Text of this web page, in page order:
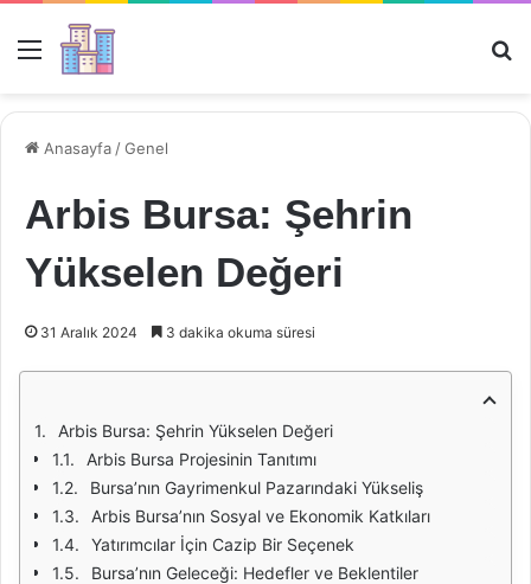
Menü
Anasayfa /Genel
Arbis Bursa: Şehrin
Yükselen Değeri
31 Aralık 2024 3 dakika okuma süresi
Arbis Bursa: Şehrin Yükselen Değeri
Arbis Bursa Projesinin Tanıtımı
Bursa’nın Gayrimenkul Pazarındaki Yükseliş
Arbis Bursa’nın Sosyal ve Ekonomik Katkıları
Yatırımcılar İçin Cazip Bir Seçenek
Bursa’nın Geleceği: Hedefler ve Beklentiler